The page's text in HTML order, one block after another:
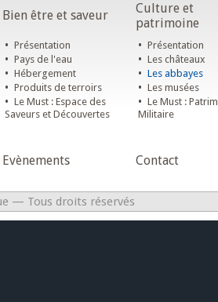
Bien être et saveur
Culture et
patrimoine
• Présentation
• Pays de l'eau
• Hébergement
• Produits de terroirs
• Le Must : Espace des
Saveurs et Découvertes
• Présentation
• Les châteaux
• Les abbayes
• Les musées
• Le Must :
Militaire
Evènements Contact
— Tous droits réservés